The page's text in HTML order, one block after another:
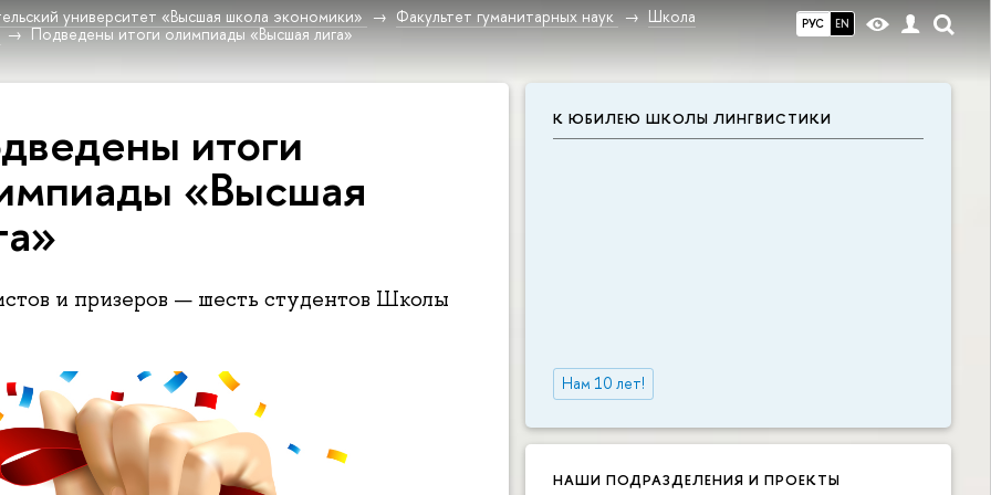
РУС EN
университет «Высшая школа экономики» Факультет гуманитарных наук
Школа
Подведены итоги олимпиады «Высшая лига»
К ЮБИЛЕЮ ШКОЛЫ ЛИНГВИСТИКИ
Нам 10 лет!
НАШИ ПОДРАЗДЕЛЕНИЯ И ПРОЕКТЫ
итоги
«Высшая
и призеров — шесть студентов Школы